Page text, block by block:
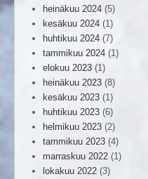
heinäkuu 2024 (5)
kesäkuu 2024 (1)
huhtikuu 2024 (7)
tammikuu 2024 (1)
elokuu 2023 (1)
heinäkuu 2023 (8)
kesäkuu 2023 (1)
huhtikuu 2023 (6)
helmikuu 2023 (2)
tammikuu 2023 (4)
marraskuu 2022 (1)
lokakuu 2022 (3)